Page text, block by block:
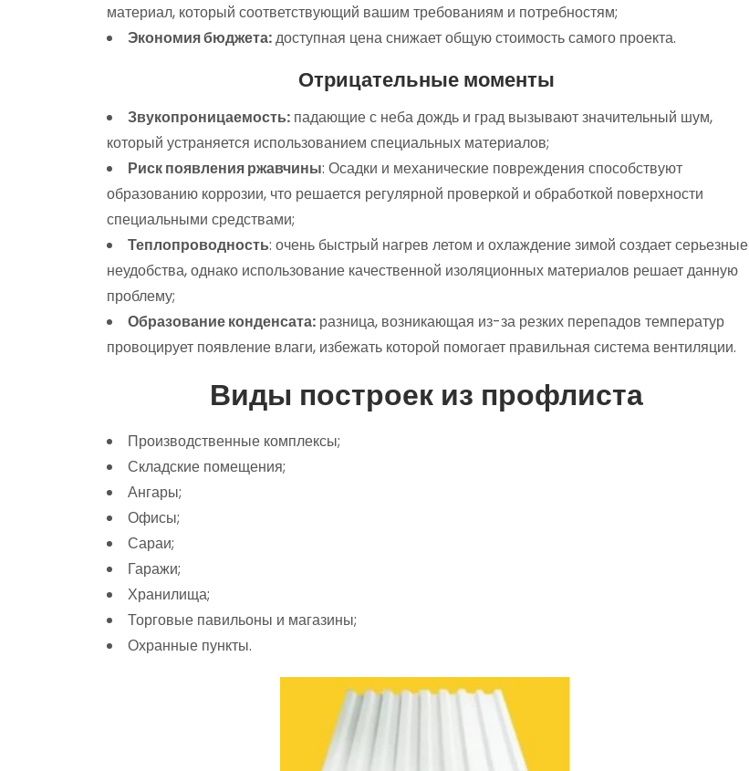
материал, который соответствующий вашим требованиям и потребностям;
Экономия бюджета:доступная цена снижает общую стоимость самого проекта.
Отрицательные моменты
Звукопроницаемость: падающие с неба дождь и град вызывают значительный шум,
который устраняется использованием специальных материалов;
Риск появления ржавчины: Осадки и механические повреждения способствуют
образованию коррозии, что решается регулярной проверкой и обработкой поверхности
специальными средствами;
Теплопроводность: очень быстрый нагрев летом и охлаждение зимой создает серьезные
неудобства, однако использование качественной изоляционных материалов решает данную
проблему;
Образование конденсата: разница, возникающая из-за резких перепадов температур
провоцирует появление влаги, избежать которой помогает правильная система вентиляции.
Виды построек из профлиста
Производственные комплексы;
Складские помещения;
Ангары;
Офисы;
Сараи;
Гаражи;
Хранилища;
Торговые павильоны и магазины;
Охранные пункты.